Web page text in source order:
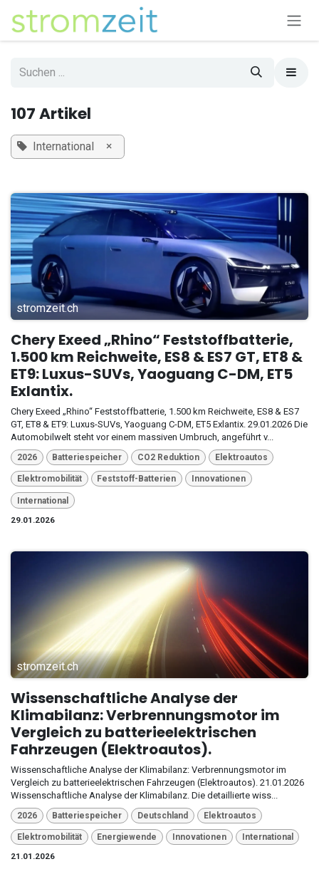
Zum Inhalt springen
107 Artikel
International ×
stromzeit.ch
Chery Exeed „Rhino“ Feststoffbatterie,
1.500 km Reichweite, ES8 & ES7 GT, ET8 &
ET9: Luxus-SUVs, Yaoguang C-DM, ET5
Exlantix.
Chery Exeed „Rhino“ Feststoffbatterie, 1.500 km Reichweite, ES8 & ES7
GT, ET8 & ET9: Luxus-SUVs, Yaoguang C-DM, ET5 Exlantix. 29.01.2026 Die
Automobilwelt steht vor einem massiven Umbruch, angeführt v...
2026 Batteriespeicher CO2 Reduktion Elektroautos
Elektromobilität Feststoff-Batterien Innovationen
International
29.01.2026
stromzeit.ch
Wissenschaftliche Analyse der
Klimabilanz: Verbrennungsmotor im
Vergleich zu batterieelektrischen
Fahrzeugen (Elektroautos).
Wissenschaftliche Analyse der Klimabilanz: Verbrennungsmotor im
Vergleich zu batterieelektrischen Fahrzeugen (Elektroautos). 21.01.2026
Wissenschaftliche Analyse der Klimabilanz. Die detaillierte wiss...
2026 Batteriespeicher Deutschland Elektroautos
Elektromobilität Energiewende Innovationen
International
21.01.2026